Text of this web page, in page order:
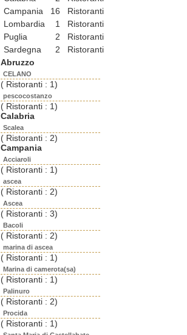
Campania
16 Ristoranti
Lombardia
1 Ristoranti
Puglia
2 Ristoranti
Sardegna
2 Ristoranti
Abruzzo
CELANO
( Ristoranti : 1)
pescocostanzo
( Ristoranti : 1)
Calabria
Scalea
( Ristoranti : 2)
Campania
Acciaroli
( Ristoranti : 1)
ascea
( Ristoranti : 2)
Ascea
( Ristoranti : 3)
Bacoli
( Ristoranti : 2)
marina di ascea
( Ristoranti : 1)
Marina di camerota(sa)
( Ristoranti : 1)
Palinuro
( Ristoranti : 2)
Procida
( Ristoranti : 1)